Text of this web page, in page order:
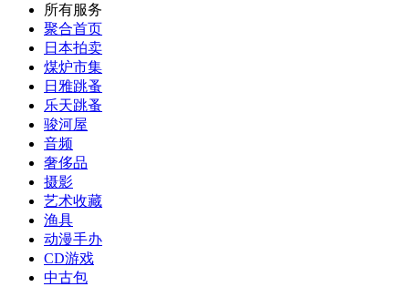
所有服务
聚合首页
日本拍卖
煤炉市集
日雅跳蚤
乐天跳蚤
骏河屋
音频
奢侈品
摄影
艺术收藏
渔具
动漫手办
CD游戏
中古包